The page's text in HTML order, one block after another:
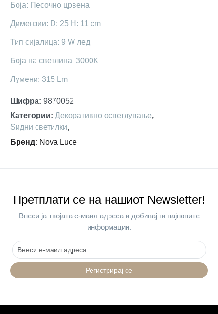
Боја: Песочно црвена
Димензии: D: 25 H: 11 cm
Тип сијалица: 9 W лед
Боја на светлина: 3000К
Лумени: 315 Lm
Шифра: 9870052
Категории: Декоративно осветлување,
Ѕидни светилки,
Бренд: Nova Luce
Претплати се на нашиот Newsletter!
Внеси ја твојата е-маил адреса и добивај ги најновите
информации.
Регистрирај се